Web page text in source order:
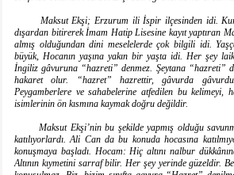
Maksut Ekşi; Erzurum ili İspir ilçesinden idi.
dışardan bitirerek İmam Hatip Lisesine kayıt yaptıran
almış olduğundan dini meselelerde çok bilgili idi.
büyük, Hocanın yaşına yakın bir yaşta idi. Her şey
İngiliz gâvuruna “hazreti” denmez. Şeytana “hazreti”
hakaret olur. “hazret” hazrettir, gâvurda
Peygamberlere ve sahabelerine atfedilen bu kelimeyi,
isimlerinin ön kısmına kaymak doğru değildir.
Maksut Ekşi’nin bu şekilde yapmış olduğu
katılıyorlardı. Ali Can da bu konuda hocasına
konuşmaya başladı. Hocam: Hiç altını nalbur
Altının kıymetini sarraf bilir. Her şey yerinde güzeldir.